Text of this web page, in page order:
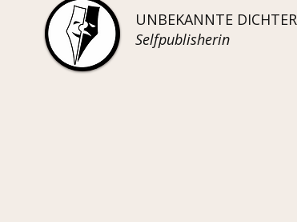
UNBEKANNTE
Selfpublisherin